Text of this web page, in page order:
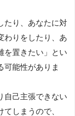
たり、あなたに対
わりをしたり、あ
を置きたい」とい
可能性がありま
自己主張できない
しまうので、